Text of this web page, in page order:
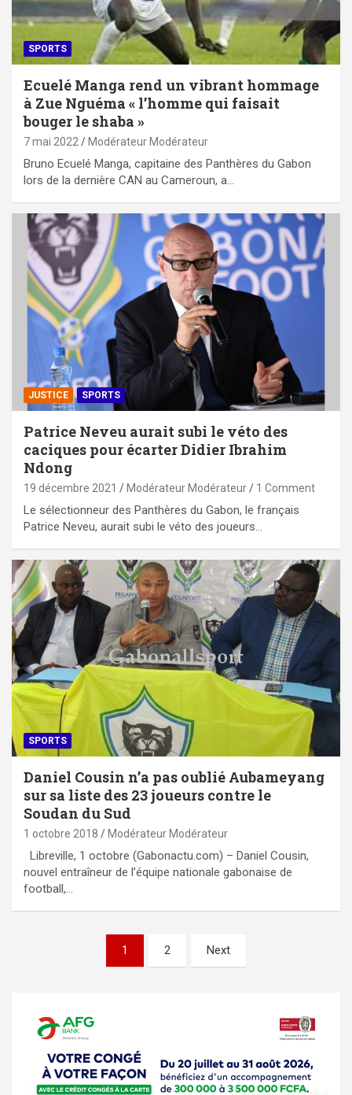
SPORTS
Ecuelé Manga rend un vibrant hommage
à Zue Nguéma « l’homme qui faisait
bouger le shaba »
7 mai 2022 Modérateur Modérateur
Bruno Ecuelé Manga, capitaine des Panthères du Gabon
lors de la dernière CAN au Cameroun, a…
JUSTICE SPORTS
Patrice Neveu aurait subi le véto des
caciques pour écarter Didier Ibrahim
Ndong
19 décembre 2021 Modérateur Modérateur 1 Comment
Le sélectionneur des Panthères du Gabon, le français
Patrice Neveu, aurait subi le véto des joueurs…
SPORTS
Daniel Cousin n’a pas oublié Aubameyang
sur sa liste des 23 joueurs contre le
Soudan du Sud
1 octobre 2018 Modérateur Modérateur
Libreville, 1 octobre (Gabonactu.com) – Daniel Cousin,
nouvel entraîneur de l’équipe nationale gabonaise de
football,…
1 2 Next